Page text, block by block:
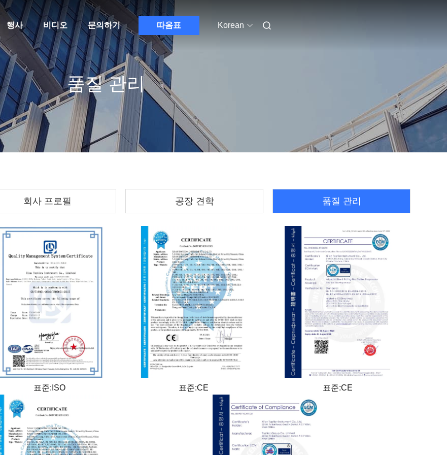
행사 비디오 문의하기 따옴표 Korean
품질 관리
회사 프로필 공장 견학 품질 관리
표준:ISO 표준:CE 표준:CE